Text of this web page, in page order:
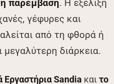
παρέμβαση. Η εξέλιξη
γέφυρες και
από τη φθορά ή
διάρκεια.
Εργαστήρια Sandia καιτo